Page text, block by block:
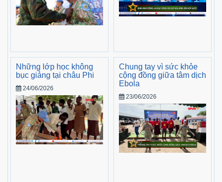
Những lớp học không
bục giảng tại châu Phi
24/06/2026
Chung tay vì sức khỏe
cộng đồng giữa tâm dịch
Ebola
23/06/2026